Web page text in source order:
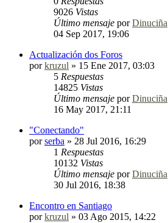
9026 Vistas
Último mensaje porDinuciña
04 Sep 2017, 19:06
Actualización dos Foros
porkruzul » 15 Ene 2017, 03:03
5 Respuestas
14825 Vistas
Último mensaje porDinuciña
16 May 2017, 21:11
"Conectando"
porserba » 28 Jul 2016, 16:29
1 Respuestas
10132 Vistas
Último mensaje porDinuciña
30 Jul 2016, 18:38
Encontro en Santiago
porkruzul » 03 Ago 2015, 14:22